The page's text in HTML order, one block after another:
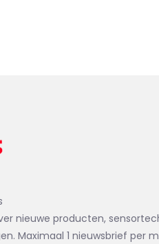
nieuwe producten,
Maximaal 1 nieuwsbrief per